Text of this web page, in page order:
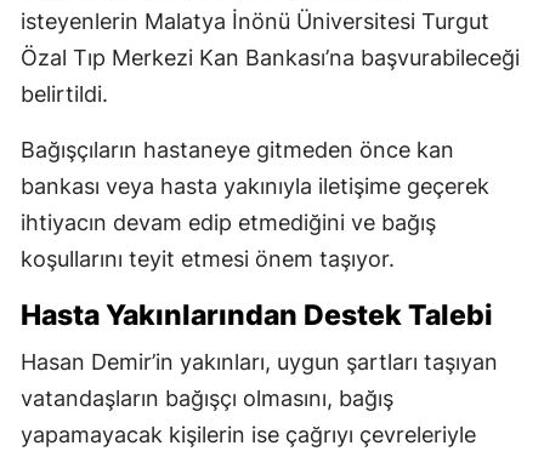
isteyenlerin Malatya İnönü Üniversitesi Turgut
Özal Tıp Merkezi Kan Bankası’na başvurabileceği
belirtildi.
Bağışçıların hastaneye gitmeden önce kan
bankası veya hasta yakınıyla iletişime geçerek
ihtiyacın devam edip etmediğini ve bağış
koşullarını teyit etmesi önem taşıyor.
Hasta Yakınlarından Destek Talebi
Hasan Demir’in yakınları, uygun şartları taşıyan
vatandaşların bağışçı olmasını, bağış
yapamayacak kişilerin ise çağrıyı çevreleriyle